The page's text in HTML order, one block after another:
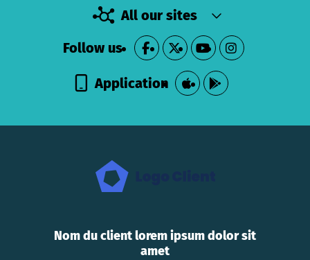
All our sites
Follow us
Application
Nom du client lorem ipsum dolor sit
amet